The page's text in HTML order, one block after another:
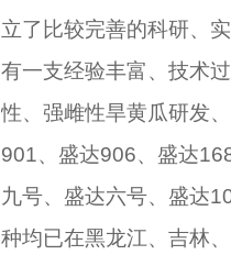
立了比较完善的科研、
有一支经验丰富、技术
性、强雌性旱黄瓜研发
901、盛达906、盛达
九号、盛达六号、盛达
种均已在黑龙江、吉林